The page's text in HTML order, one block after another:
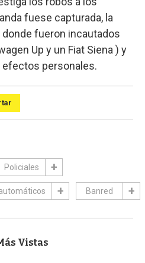
fuese capturada, la
donde fueron incautados
Up y un Fiat Siena ) y
efectos personales.
Policiales
Banred
Vistas